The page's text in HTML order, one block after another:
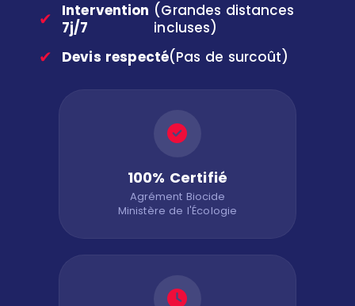
✔
Intervention
7j/7
(Grandes distances
incluses)
✔ Devis respecté(Pas de surcoût)
100% Certifié
Agrément Biocide
Ministère de l'Écologie